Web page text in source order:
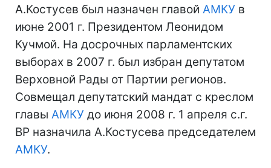
А.Костусев был назначен главой АМКУ в
июне 2001 г. Президентом Леонидом
Кучмой. На досрочных парламентских
выборах в 2007 г. был избран депутатом
Верховной Рады от Партии регионов.
Совмещал депутатский мандат с креслом
главы АМКУ до июня 2008 г. 1 апреля с.г.
ВР назначила А.Костусева председателем
АМКУ.